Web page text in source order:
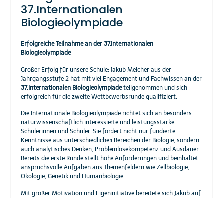
37.Internationalen
Biologieolympiade
Erfolgreiche Teilnahme an der 37.Internationalen
Biologieolympiade
Großer Erfolg für unsere Schule: Jakub Melcher aus der
Jahrgangsstufe 2 hat mit viel Engagement und Fachwissen an der
37.Internationalen Biologieolympiadeteilgenommen und sich
erfolgreich für die zweite Wettbewerbsrunde qualifiziert.
Die Internationale Biologieolympiade richtet sich an besonders
naturwissenschaftlich interessierte und leistungsstarke
Schülerinnen und Schüler. Sie fordert nicht nur fundierte
Kenntnisse aus unterschiedlichen Bereichen der Biologie, sondern
auch analytisches Denken, Problemlösekompetenz und Ausdauer.
Bereits die erste Runde stellt hohe Anforderungen und beinhaltet
anspruchsvolle Aufgaben aus Themenfeldern wie Zellbiologie,
Ökologie, Genetik und Humanbiologie.
Mit großer Motivation und Eigeninitiative bereitete sich Jakub auf